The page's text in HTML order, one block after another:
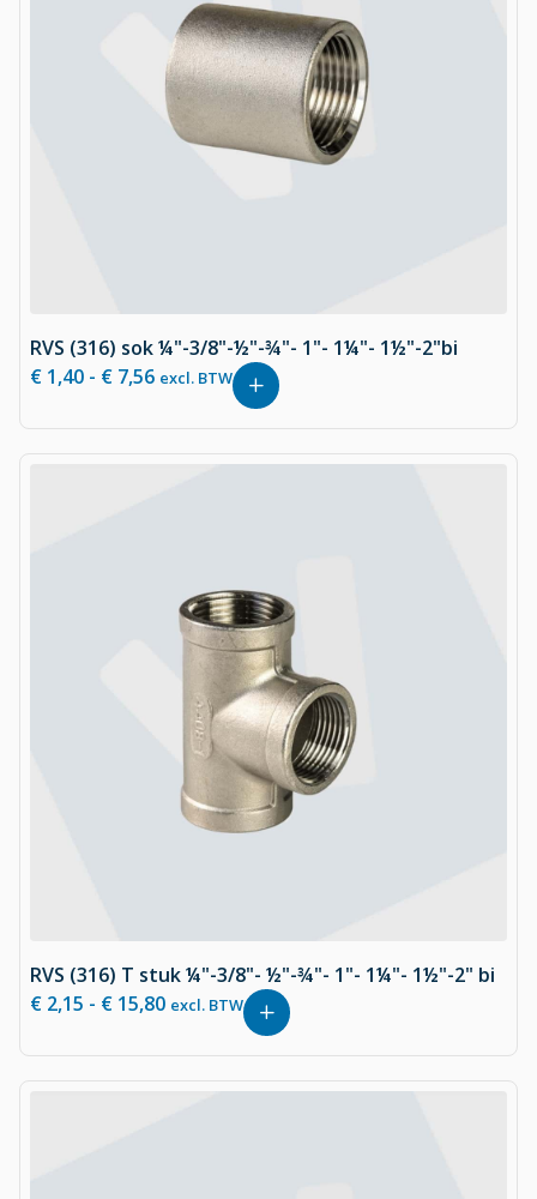
RVS (316) sok ¼"-3/8"-½"-¾"- 1"- 1¼"- 1½"-2"bi
€ 1,40 - € 7,56 excl. BTW
RVS (316) T stuk ¼"-3/8"- ½"-¾"- 1"- 1¼"- 1½"-2" bi
€ 2,15 - € 15,80 excl. BTW